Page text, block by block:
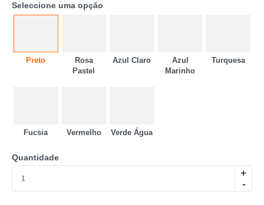
Seleccione uma opção
Preto
Rosa
Pastel
Azul Claro
Azul
Marinho
Turquesa
Fucsia Vermelho Verde Água
Quantidade
+
-
CATEGORIA
MARCA
MODELO